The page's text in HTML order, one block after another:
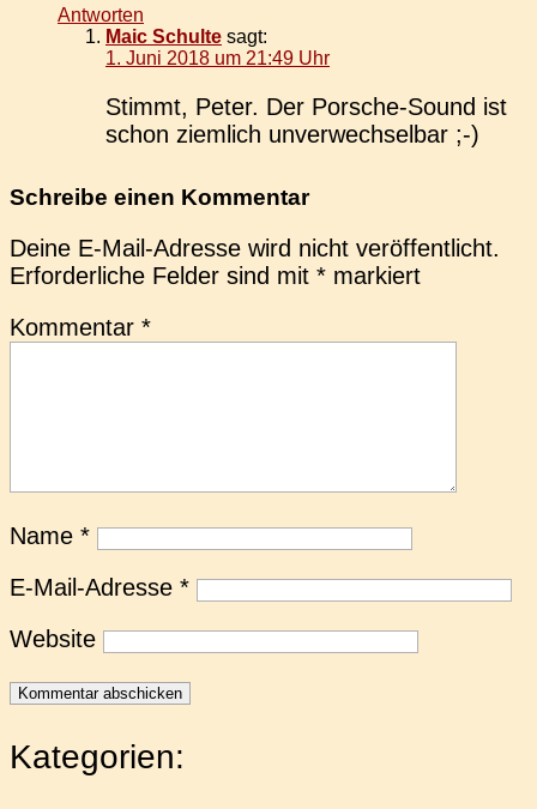
Antworten
Maic Schulte sagt:
1. Juni 2018 um 21:49 Uhr
Stimmt, Peter. Der Por­sche-Sound ist
schon ziem­lich unverwechselbar ;-)
Schreibe einen Kommentar
Deine E-Mail-Adresse wird nicht veröffentlicht.
Erforderliche Felder sind mit * markiert
Kommentar *
Name *
E-Mail-Adresse *
Website
Kategorien: